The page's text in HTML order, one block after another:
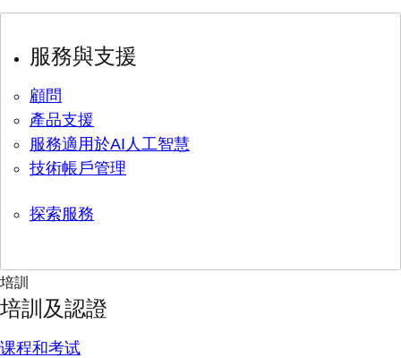
服務與支援
顧問
產品支援
服務適用於AI人工智慧
技術帳戶管理
探索服務
培訓
培訓及認證
课程和考试